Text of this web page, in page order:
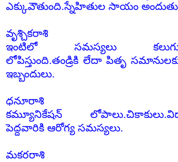
ఎక్కువౌతుంది.స్నేహితుల సాయం
వృశ్చికరాశి
ఇంటిలో సమస్యలు
లోపిస్తుంది.తండ్రికి లేదా పితృ
ఇబ్బందులు.
ధనూరాశి
కమ్యూనికేషన్
పెద్దవారికి ఆరోగ్య సమస్యలు.
మకరరాశి